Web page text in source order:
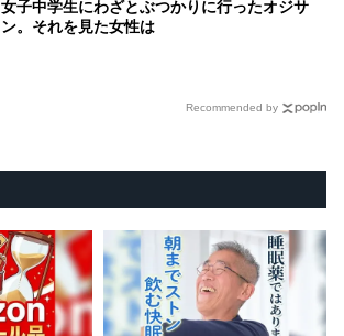
女子中学生にわざとぶつかりに行ったオジサ
ン。それを見た女性は
Recommended by